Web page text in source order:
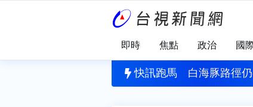
即時 焦點 政治 國
快訊跑馬
公視預算 黨團協商無結果全保留 白海豚路徑